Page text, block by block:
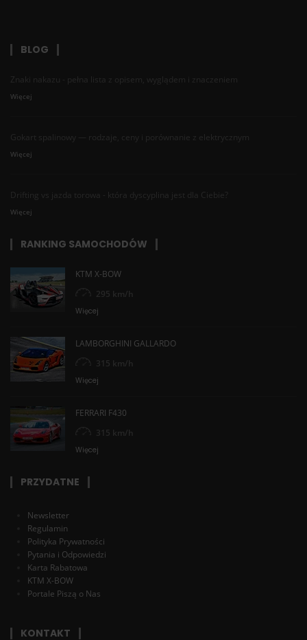
BLOG
Znaki nakazu - pełna lista z opisem, wyglądem i znaczeniem
Więcej
Gokart spalinowy — rodzaje, ceny i porównanie z elektrycznym
Więcej
Drifting vs jazda torowa - która dyscyplina jest dla Ciebie?
Więcej
RANKING SAMOCHODÓW
KTM X-BOW
295 km/h
Więcej
LAMBORGHINI GALLARDO
315 km/h
Więcej
FERRARI F430
315 km/h
Więcej
PRZYDATNE
Newsletter
Regulamin
Polityka Prywatności
Pytania i Odpowiedzi
Karta Rabatowa
KTM X-BOW
Portale Piszą o Nas
KONTAKT